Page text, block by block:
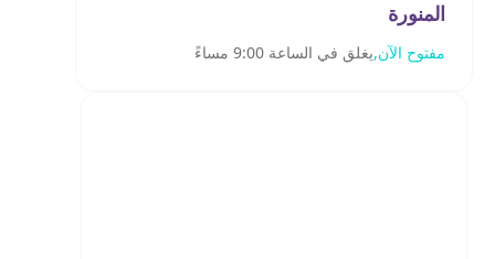
المنورة
مفتوح الآن,يغلق في الساعة 9:00 مساءً